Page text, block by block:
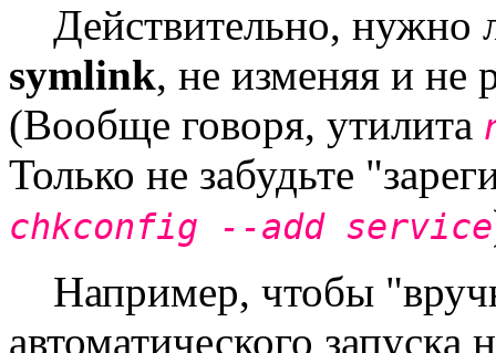
Действительно, нужно
symlink, не изменяя и не
(Вообще говоря, утилита
Только не забудьте
chkconfig --add service
Например, чтобы
автоматического запуска